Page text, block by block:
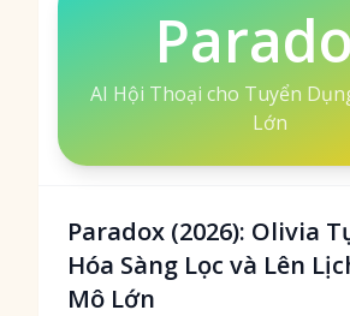
AI Hội Thoại cho Tuyển
Lớn
Paradox (2026): Olivia
Hóa Sàng Lọc và Lên
Mô Lớn